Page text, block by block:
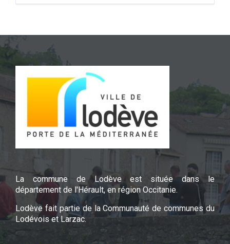
La commune de Lodève est située dans le
département de l'Hérault, en région Occitanie.
Lodève fait partie de la Communauté de communes du
Lodévois et Larzac.